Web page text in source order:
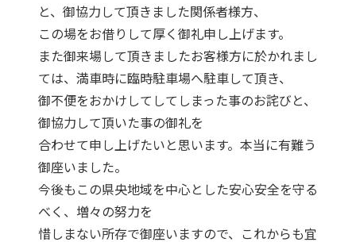
と、御協力して頂きました関係者様方、
この場をお借りして厚く御礼申し上げます。
また御来場して頂きましたお客様方に於かれまし
ては、満車時に臨時駐車場へ駐車して頂き、
御不便をおかけしてしてしまった事のお詫びと、
御協力して頂いた事の御礼を
合わせて申し上げたいと思います。本当に有難う
御座いました。
今後もこの県央地域を中心とした安心安全を守る
べく、増々の努力を
惜しまない所存で御座いますので、これからも宜